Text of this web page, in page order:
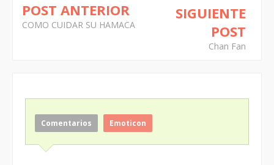
POST ANTERIOR
COMO CUIDAR SU HAMACA
SIGUIENTE
POST
Chan Fan
Comentarios Emoticon